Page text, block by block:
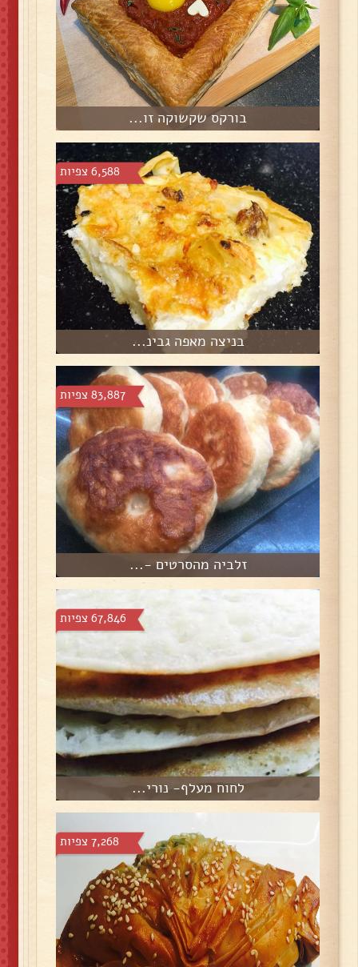
בורקס שקשוקה זו...
6,588 צפיות
בניצה מאפה גבינ...
83,887 צפיות
זלביה מהסרטים -...
67,846 צפיות
לחוח מעלף- נורי...
7,268 צפיות